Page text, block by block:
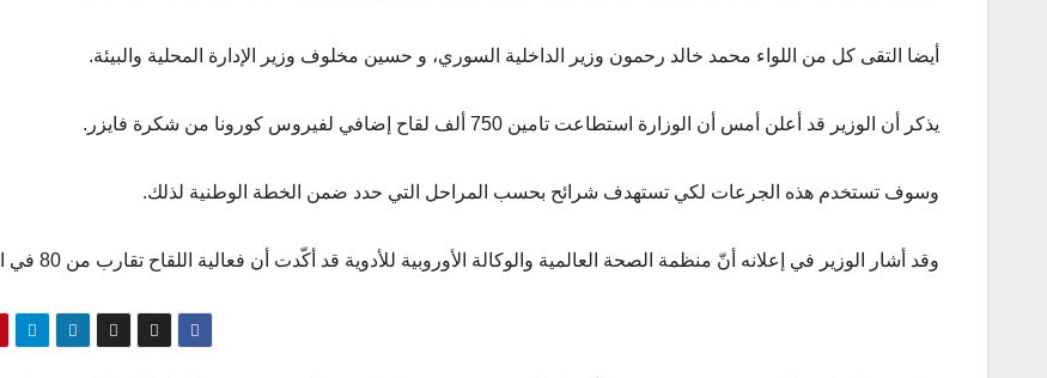
أيضا التقى كل من اللواء محمد خالد رحمون وزير الداخلية السوري، و حسين مخلوف وزير الإدارة المحلية والبيئة.
يذكر أن الوزير قد أعلن أمس أن الوزارة استطاعت تامين 750 ألف لقاح إضافي لفيروس كورونا من شكرة فايزر.
وسوف تستخدم هذه الجرعات لكي تستهدف شرائح بحسب المراحل التي حدد ضمن الخطة الوطنية لذلك.
وقد أشار الوزير في إعلانه أنّ منظمة الصحة العالمية والوكالة الأوروبية للأدوية قد أكّدت أن فعالية اللقاح تقارب من 80 في المائة.